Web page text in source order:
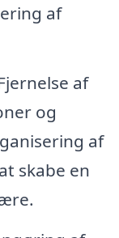
af
af
og
af
skabe en